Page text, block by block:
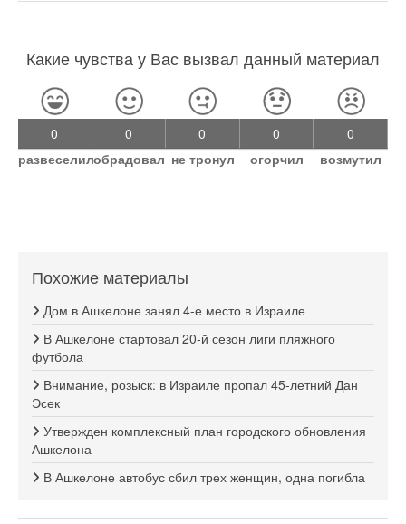
Какие чувства у Вас вызвал данный материал
0
развеселил
0
обрадовал
0
не тронул
0
огорчил
0
возмутил
Похожие материалы
Дом в Ашкелоне занял 4-е место в Израиле
В Ашкелоне стартовал 20-й сезон лиги пляжного
футбола
Внимание, розыск: в Израиле пропал 45-летний Дан
Эсек
Утвержден комплексный план городского обновления
Ашкелона
В Ашкелоне автобус сбил трех женщин, одна погибла